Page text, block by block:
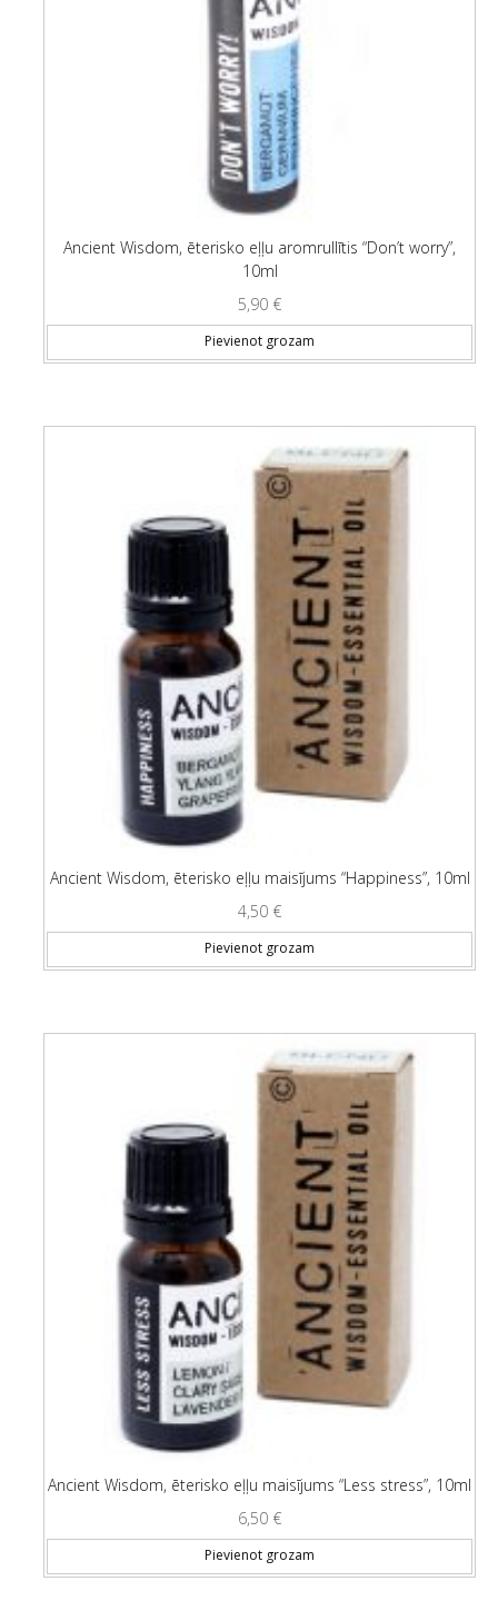
Ancient Wisdom, ēterisko eļļu aromrullītis “Don’t worry”,
10ml
5,90 €
Pievienot grozam
Ancient Wisdom, ēterisko eļļu maisījums “Happiness”, 10ml
4,50 €
Pievienot grozam
Ancient Wisdom, ēterisko eļļu maisījums “Less stress”, 10ml
6,50 €
Pievienot grozam